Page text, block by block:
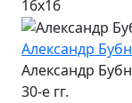
16х16
Александр
Александр
30-е гг.